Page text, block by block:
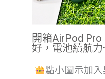
開箱AirPod
好，電池續航
點小圖示加